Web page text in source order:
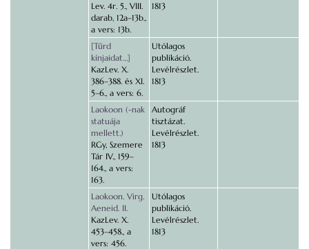
Lev. 4r. 5., VIII.
darab, 12a–13b.,
a vers: 13b.
1813
[Tűrd
kínjaidat…]
KazLev. X.
386–388. és XI.
5–6., a vers: 6.
Utólagos
publikáció.
Levélrészlet.
1813
Laokoon (-nak
statuája
mellett.)
RGy, Szemere
Tár IV., 159–
164., a vers:
163.
Autográf
tisztázat.
Levélrészlet.
1813
Laokoon. Virg.
Aeneid. II.
KazLev. X.
453–458., a
vers: 456.
Utólagos
publikáció.
Levélrészlet.
1813